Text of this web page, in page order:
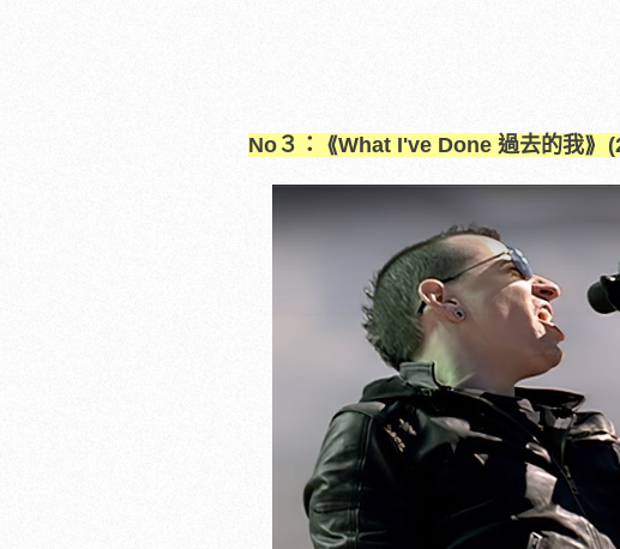
No３： ⟪What I've Done 過去的我⟫